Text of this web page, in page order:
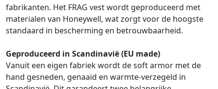
fabrikanten. Het FRAG vest wordt geproduceerd met
materialen van Honeywell, wat zorgt voor de hoogste
standaard in bescherming en betrouwbaarheid.
Geproduceerd in Scandinavië (EU made)
Vanuit een eigen fabriek wordt de soft armor met de
hand gesneden, genaaid en warmte-verzegeld in